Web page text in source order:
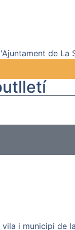
de La
vila i municipi de